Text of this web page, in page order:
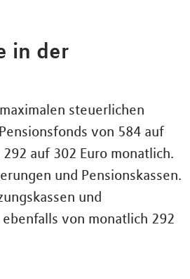
in der
steuerlichen
von 584 auf
auf 302 Euro monatlich.
und Pensionskassen.
und
von monatlich 292